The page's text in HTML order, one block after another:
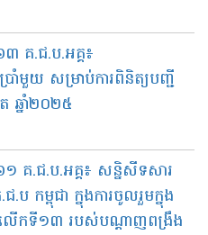
គ.ជ.ប.អគ្គ៖
រាំមួយ សម្រាប់ការពិនិត្យបញ្ជី
ឆ្នាំ២០២៥
គ.ជ.ប.អគ្គ៖ សន្និសីទសារ
ប កម្ពុជា ក្នុងការចូលរួមក្នុង
លើកទី១៣ របស់បណ្តាញពង្រឹង